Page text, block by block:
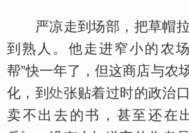
严凉走到场部，把草帽拉
到熟人。他走进窄小的农
帮”快一年了，但这商店与农
化，到
张贴着过时的政治
卖不出去的书，甚至还在